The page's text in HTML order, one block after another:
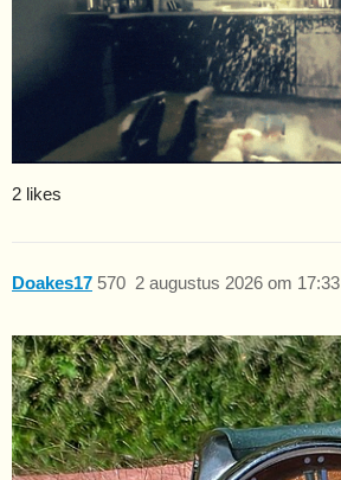
2 likes
Doakes17 2 augustus 2026 om 17:33
570